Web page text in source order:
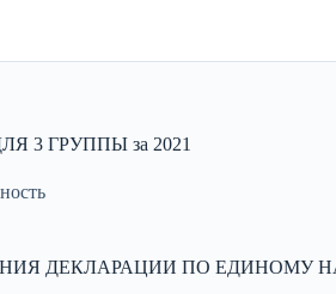
ГРУППЫ за 2021
ДЕКЛАРАЦИИ ПО ЕДИНОМУ